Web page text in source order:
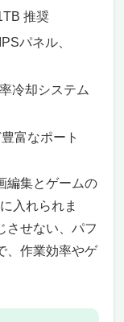
推奨
パネル、
冷却システム
富なポート
編集とゲームの
入れられま
させない、パフ
、作業効率やゲ